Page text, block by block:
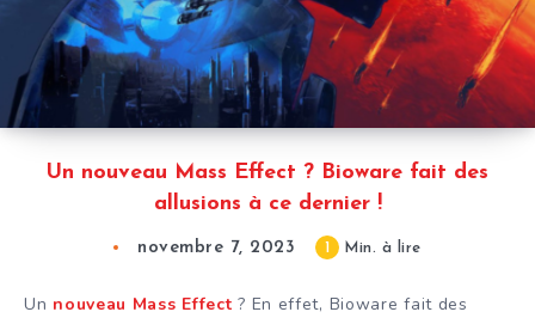
Un nouveau Mass Effect ? Bioware fait des
allusions à ce dernier !
novembre 7, 2023 1 Min. à lire
Un nouveau Mass Effect ? En effet, Bioware fait des